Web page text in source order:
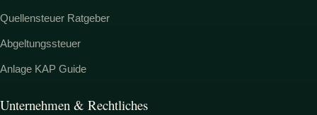
Quellensteuer Ratgeber
Abgeltungssteuer
Anlage KAP Guide
Unternehmen & Rechtliches